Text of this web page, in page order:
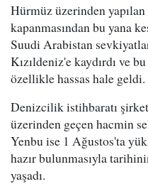
Hürmüz üzerinden
kapanmasından bu yana
Suudi Arabistan
Kızıldeniz'e kaydırdı ve
özellikle hassas hale geldi.
Denizcilik istihbaratı
üzerinden geçen hacmin
Yenbu ise 1 Ağustos'ta
hazır bulunmasıyla
yaşadı.